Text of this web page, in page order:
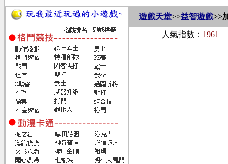
遊戲天堂>>益智遊戲>>
人氣指數： 1961